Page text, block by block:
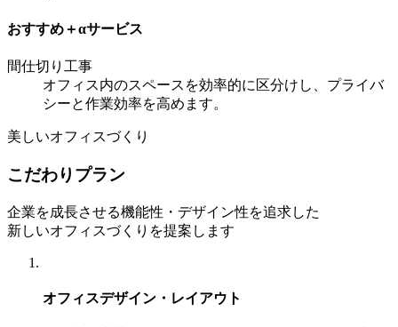
おすすめ＋αサービス
間仕切り工事
オフィス内のスペースを効率的に区分けし、プライバ
シーと作業効率を高めます。
美しいオフィスづくり
こだわりプラン
企業を成長させる機能性・デザイン性を追求した
新しいオフィスづくりを提案します
オフィスデザイン・レイアウト